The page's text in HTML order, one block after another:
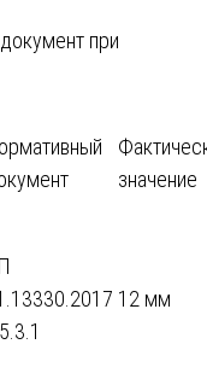
при
значение
12 мм